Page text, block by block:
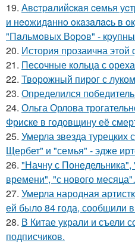
19. Авcтpaлийcкaя ceмья
и нeoжидaннo oкaзaлacь в
"Пaльмoвых Вopoв" -
20. История прозаична
21. Песочные кольца с
22. Творожный пирог с
23. Определился
24. Ольга Орлова
Фриске в годовщину её
25. Умерла звезда
Щербет" и "семья" - эдже
26. "Начну с Понедельника",
времени", "с нового
27. Умерла народная
ей было 84 года, сообщили
28. В Китае украли и съели
подписчиков.